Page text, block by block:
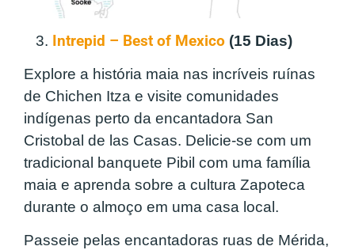
3. Intrepid – Best of Mexico (15 Dias)
Explore a história maia nas incríveis ruínas
de Chichen Itza e visite comunidades
indígenas perto da encantadora San
Cristobal de las Casas. Delicie-se com um
tradicional banquete Pibil com uma família
maia e aprenda sobre a cultura Zapoteca
durante o almoço em uma casa local.
Passeie pelas encantadoras ruas de Mérida,